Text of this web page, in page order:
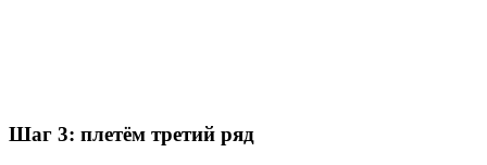
Шаг 3: плетём третий ряд